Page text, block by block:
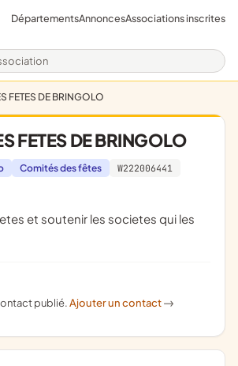
association
DépartementsAnnoncesAssociations inscrites
FETES DE BRINGOLO
FETES DE BRINGOLO
Comités des fêtes
W222006441
publié.Ajouter un contact ->